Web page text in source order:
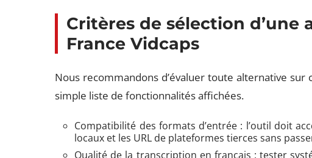
Critères de sélection d’une
France Vidcaps
Nous recommandons d’évaluer toute alternative
simple liste de fonctionnalités affichées.
Compatibilité des formats d’entrée : l’outil doit
locaux et les URL de plateformes tierces sans
Qualité de la transcription en français : tester